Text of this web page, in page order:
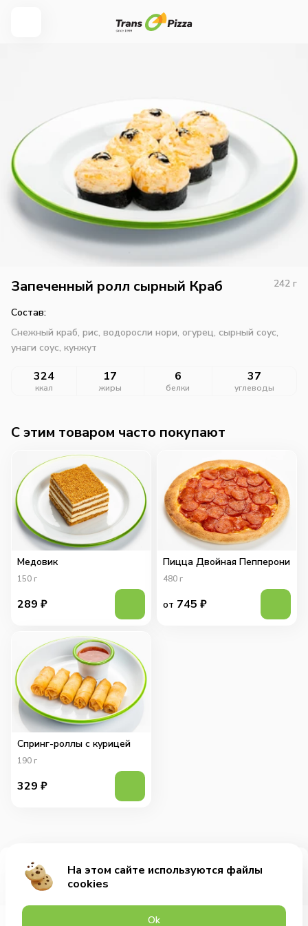
Запеченный ролл сырный Краб 242 г
Состав:
Снежный краб, рис, водоросли нори, огурец, сырный соус,
унаги соус, кунжут
324
ккал
17
жиры
6
белки
37
углеводы
Добавить за 409₽
C этим товаром часто покупают
Медовик
150 г
289 ₽
Пицца Двойная Пепперони
480 г
от 745 ₽
Спринг-роллы с курицей
190 г
329 ₽
На этом сайте используются файлы
cookies
Оk